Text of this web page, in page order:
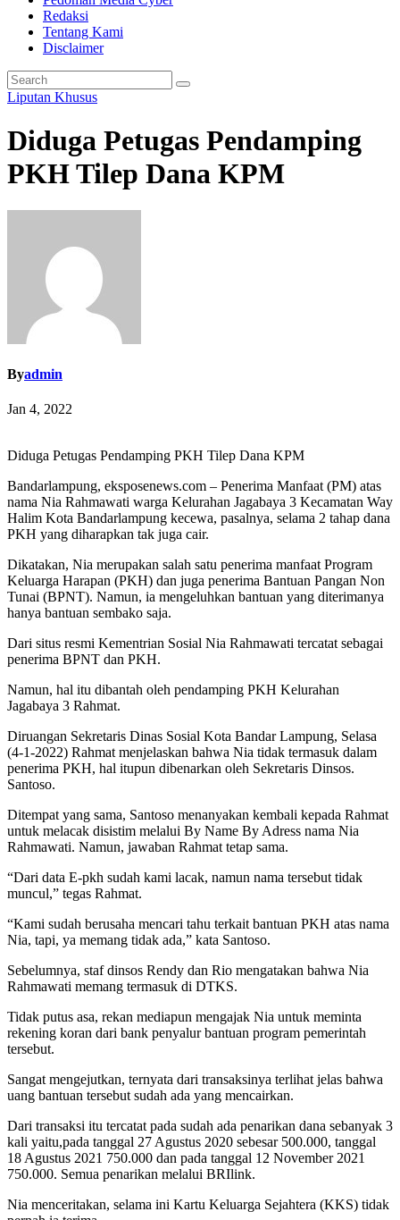
Redaksi
Tentang Kami
Disclaimer
Liputan Khusus
Diduga Petugas Pendamping
PKH Tilep Dana KPM
Byadmin
Jan 4, 2022
Diduga Petugas Pendamping PKH Tilep Dana KPM
Bandarlampung, eksposenews.com – Penerima Manfaat (PM) atas
nama Nia Rahmawati warga Kelurahan Jagabaya 3 Kecamatan Way
Halim Kota Bandarlampung kecewa, pasalnya, selama 2 tahap dana
PKH yang diharapkan tak juga cair.
Dikatakan, Nia merupakan salah satu penerima manfaat Program
Keluarga Harapan (PKH) dan juga penerima Bantuan Pangan Non
Tunai (BPNT). Namun, ia mengeluhkan bantuan yang diterimanya
hanya bantuan sembako saja.
Dari situs resmi Kementrian Sosial Nia Rahmawati tercatat sebagai
penerima BPNT dan PKH.
Namun, hal itu dibantah oleh pendamping PKH Kelurahan
Jagabaya 3 Rahmat.
Diruangan Sekretaris Dinas Sosial Kota Bandar Lampung, Selasa
(4-1-2022) Rahmat menjelaskan bahwa Nia tidak termasuk dalam
penerima PKH, hal itupun dibenarkan oleh Sekretaris Dinsos.
Santoso.
Ditempat yang sama, Santoso menanyakan kembali kepada Rahmat
untuk melacak disistim melalui By Name By Adress nama Nia
Rahmawati. Namun, jawaban Rahmat tetap sama.
“Dari data E-pkh sudah kami lacak, namun nama tersebut tidak
muncul,” tegas Rahmat.
“Kami sudah berusaha mencari tahu terkait bantuan PKH atas nama
Nia, tapi, ya memang tidak ada,” kata Santoso.
Sebelumnya, staf dinsos Rendy dan Rio mengatakan bahwa Nia
Rahmawati memang termasuk di DTKS.
Tidak putus asa, rekan mediapun mengajak Nia untuk meminta
rekening koran dari bank penyalur bantuan program pemerintah
tersebut.
Sangat mengejutkan, ternyata dari transaksinya terlihat jelas bahwa
uang bantuan tersebut sudah ada yang mencairkan.
Dari transaksi itu tercatat pada sudah ada penarikan dana sebanyak 3
kali yaitu,pada tanggal 27 Agustus 2020 sebesar 500.000, tanggal
18 Agustus 2021 750.000 dan pada tanggal 12 November 2021
750.000. Semua penarikan melalui BRIlink.
Nia menceritakan, selama ini Kartu Keluarga Sejahtera (KKS) tidak